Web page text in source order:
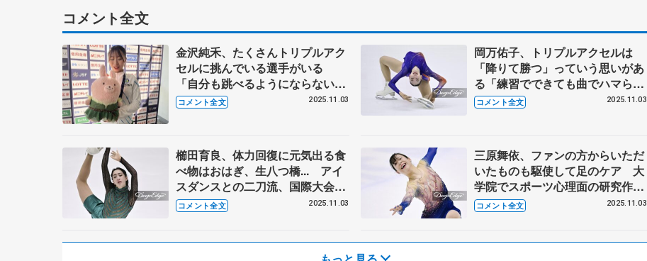
コメント全文
金沢純禾、たくさんトリプルアク
セルに挑んでいる選手がいる
「自分も跳べるようにならないと
まずいな、みたいな危機感」【西
コメント全文 2025.11.03
岡万佑子、トリプルアクセルは
「降りて勝つ」っていう思いがあ
る「練習でできても曲でハマらな
いと意味がない」【西日本選手権
コメント全文 2025.11.03
櫛田育良、体力回復に元気出る食
べ物はおはぎ、生八つ橋... アイ
スダンスとの二刀流、国際大会へ
4週連続で試合に⁈ 【西日本選手
権ジュニア女子フリー】
コメント全文 2025.11.03
三原舞依、ファンの方からいただ
いたものも駆使して足のケア 大
学院でスポーツ心理面の研究作業
しつつ「全日本頑張りたい」
【西日本選手権女子フリー】
コメント全文 2025.11.03